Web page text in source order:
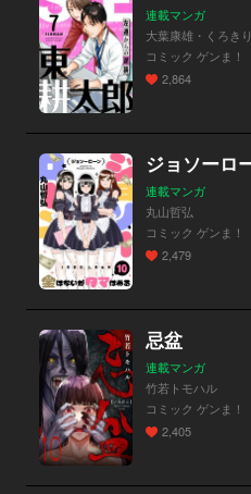
連載マンガ
大葉康雄・くろきり
コミック ゲンま！
2,864
連載マンガ
丸山哲弘
コミック ゲンま！
2,479
忌盆
連載マンガ
竹若トモハル
コミック ゲンま！
2,405